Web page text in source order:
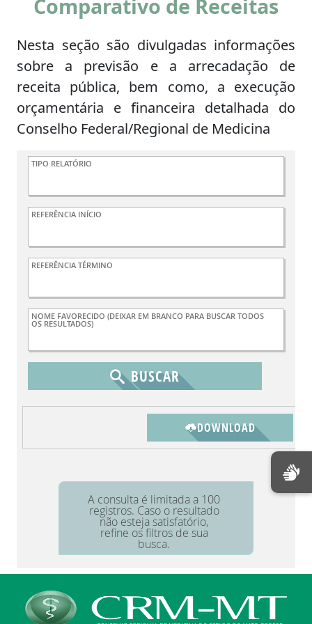
Comparativo de Receitas
Nesta seção são divulgadas informações
sobre a previsão e a arrecadação de
receita pública, bem como, a execução
orçamentária e financeira detalhada do
Conselho Federal/Regional de Medicina